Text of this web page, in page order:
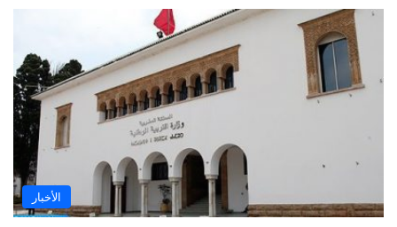
الأخبار